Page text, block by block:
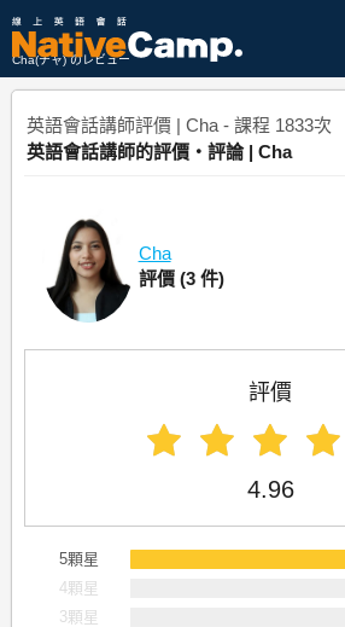
Cha(チャ) のレビュー
英語會話講師評價 | Cha - 課程 1833次
英語會話講師的評價・評論 | Cha
Cha
評價 (3 件)
評價
4.96
5顆星
4顆星
3顆星